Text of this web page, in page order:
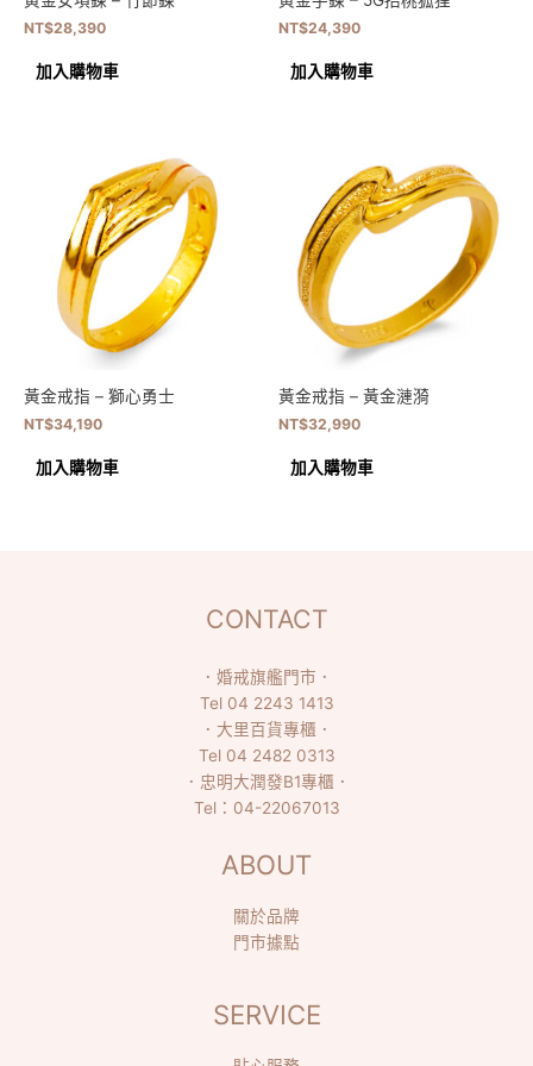
NT$28,390
加入購物車
NT$24,390
加入購物車
黃金戒指 – 獅心勇士
NT$34,190
加入購物車
黃金戒指 – 黃金漣漪
NT$32,990
加入購物車
CONTACT
． 婚戒旗艦門市 ．
Tel 04 2243 1413
． 大里百貨專櫃 ．
Tel 04 2482 0313
． 忠明大潤發B1專櫃 ．
Tel： 04-22067013
ABOUT
關於品牌
門市據點
SERVICE